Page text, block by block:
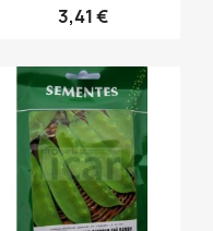
3,41 €